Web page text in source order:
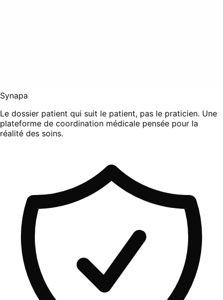
Synapa
Le dossier patient qui suit le patient, pas le praticien. Une
plateforme de coordination médicale pensée pour la
réalité des soins.